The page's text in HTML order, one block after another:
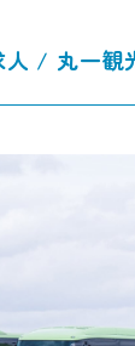
/ 丸一観